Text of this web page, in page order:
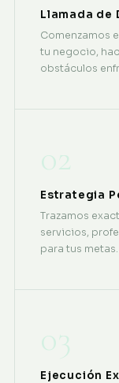
Llamada de
Comenzamos
tu negocio,
obstáculos
02
Estrategia
Trazamos
servicios,
para tus metas.
03
Ejecución